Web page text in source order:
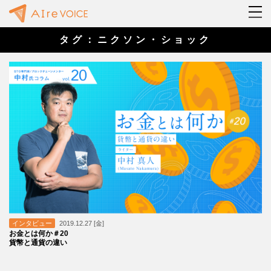
タグ：ニクソン・ショック
インタビュー 2019.12.27 [金]
お金とは何か＃20
貨幣と通貨の違い